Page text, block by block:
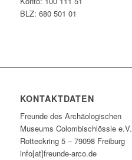
BLZ: 680 501 01
KONTAKTDATEN
Freunde des Archäologischen
Museums Colombischlössle e.V.
Rotteckring 5 – 79098 Freiburg
info[at]freunde-arco.de